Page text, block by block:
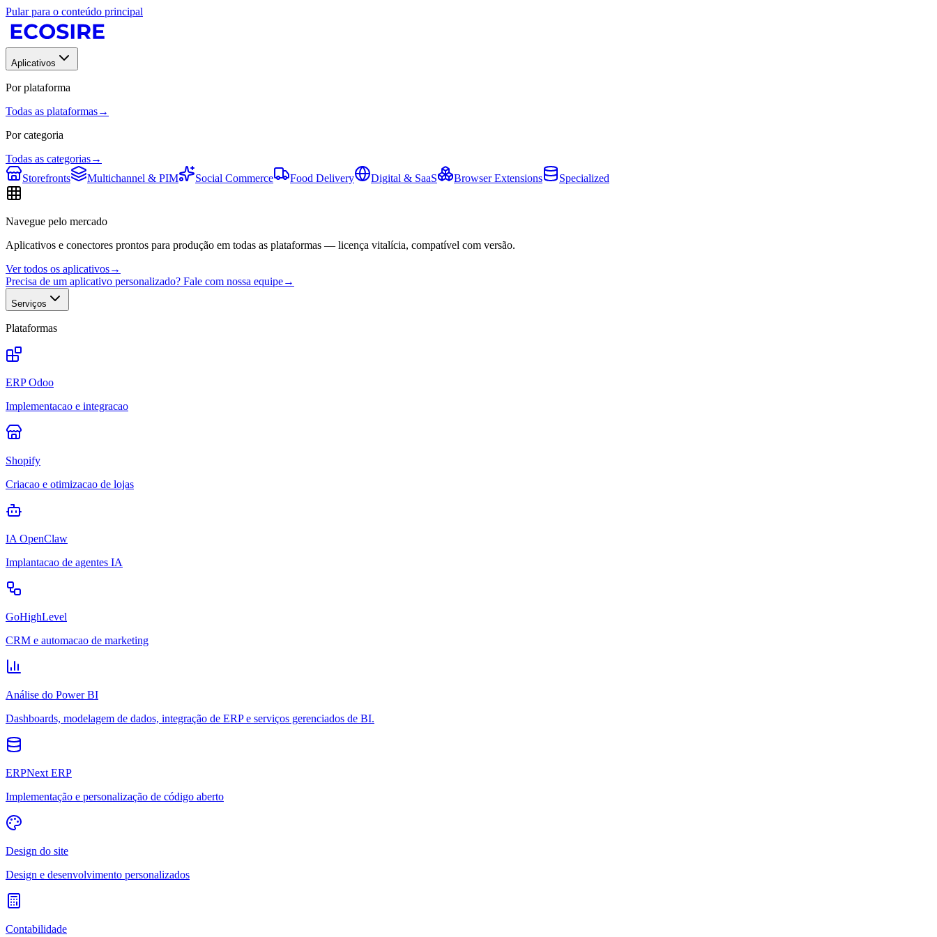
Pular para o conteúdo principal
Aplicativos
Por plataforma
Todas as plataformas→
Por categoria
Todas as categorias→
Storefronts
Multichannel & PIM Social Commerce Food Delivery Digital & SaaS Browser Extensions Specialized
Navegue pelo mercado
Aplicativos e conectores prontos para produção em todas as plataformas — licença vitalícia, compatível com versão.
Ver todos os aplicativos→
Precisa de um aplicativo personalizado? Fale com nossa equipe→
Serviços
Plataformas
ERP Odoo
Implementacao e integracao
Shopify
Criacao e otimizacao de lojas
IA OpenClaw
Implantacao de agentes IA
GoHighLevel
CRM e automacao de marketing
Análise do Power BI
Dashboards, modelagem de dados, integração de ERP e serviços gerenciados de BI.
ERPNext ERP
Implementação e personalização de código aberto
Design do site
Design e desenvolvimento personalizados
Contabilidade